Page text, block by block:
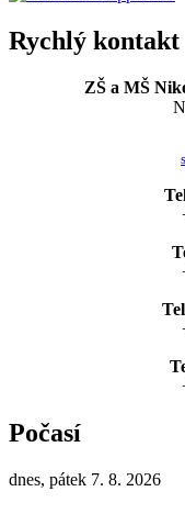
Rychlý kontakt
ZŠ a MŠ
Počasí
dnes, pátek 7. 8. 2026